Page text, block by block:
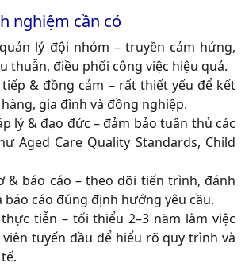
nghiệm cần có
lý đội nhóm – truyền cảm hứng,
thuẫn, điều phối công việc hiệu quả.
& đồng cảm – rất thiết yếu để kết
gia đình và đồng nghiệp.
lý & đạo đức – đảm bảo tuân thủ các
Aged Care Quality Standards, Child
& báo cáo – theo dõi tiến trình, đánh
báo cáo đúng định hướng yêu cầu.
tiễn – tối thiểu 2–3 năm làm việc
tuyến đầu để hiểu rõ quy trình và